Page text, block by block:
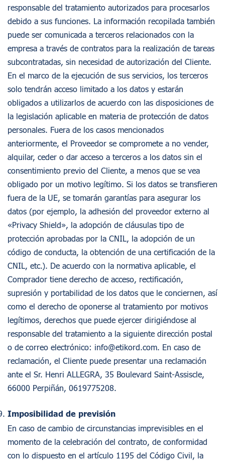
responsable del tratamiento autorizados para procesarlos
debido a sus funciones. La información recopilada también
puede ser comunicada a terceros relacionados con la
empresa a través de contratos para la realización de tareas
subcontratadas, sin necesidad de autorización del Cliente.
En el marco de la ejecución de sus servicios, los terceros
solo tendrán acceso limitado a los datos y estarán
obligados a utilizarlos de acuerdo con las disposiciones de
la legislación aplicable en materia de protección de datos
personales. Fuera de los casos mencionados
anteriormente, el Proveedor se compromete a no vender,
alquilar, ceder o dar acceso a terceros a los datos sin el
consentimiento previo del Cliente, a menos que se vea
obligado por un motivo legítimo. Si los datos se transfieren
fuera de la UE, se tomarán garantías para asegurar los
datos (por ejemplo, la adhesión del proveedor externo al
«Privacy Shield», la adopción de cláusulas tipo de
protección aprobadas por la CNIL, la adopción de un
código de conducta, la obtención de una certificación de la
CNIL, etc.). De acuerdo con la normativa aplicable, el
Comprador tiene derecho de acceso, rectificación,
supresión y portabilidad de los datos que le conciernen, así
como el derecho de oponerse al tratamiento por motivos
legítimos, derechos que puede ejercer dirigiéndose al
responsable del tratamiento a la siguiente dirección postal
o de correo electrónico: info@etikord.com. En caso de
reclamación, el Cliente puede presentar una reclamación
ante el Sr. Henri ALLEGRA, 35 Boulevard Saint-Assiscle,
66000 Perpiñán, 0619775208.
Imposibilidad de previsión
En caso de cambio de circunstancias imprevisibles en el
momento de la celebración del contrato, de conformidad
con lo dispuesto en el artículo 1195 del Código Civil, la